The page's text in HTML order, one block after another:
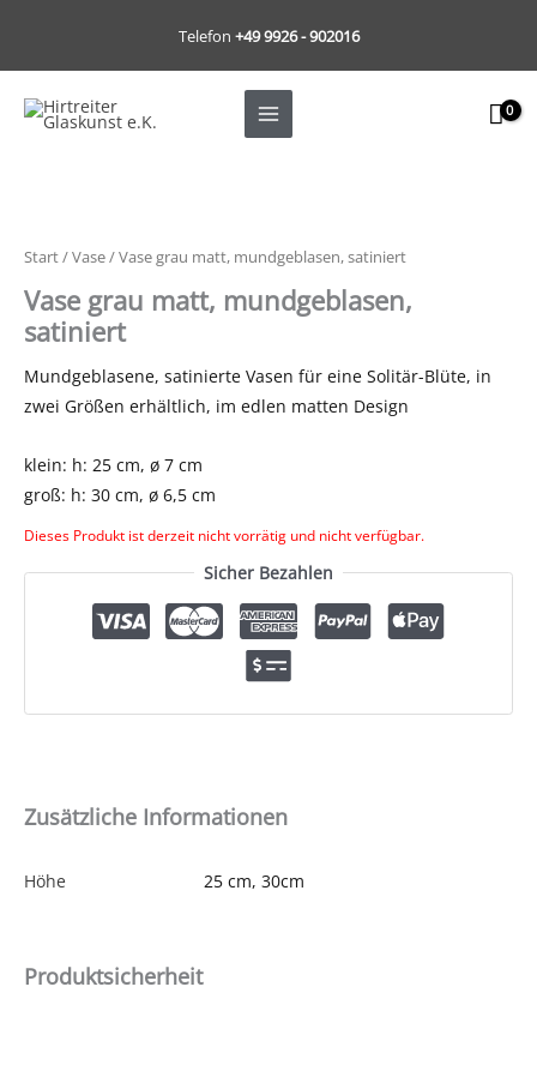
springen
Telefon +49 9926 - 902016
Start/Vase/ Vase grau matt, mundgeblasen, satiniert
Vase grau matt, mundgeblasen,
satiniert
Mundgeblasene, satinierte Vasen für eine Solitär-Blüte, in
zwei Größen erhältlich, im edlen matten Design
klein: h: 25 cm, ø 7 cm
groß: h: 30 cm, ø 6,5 cm
Dieses Produkt ist derzeit nicht vorrätig und nicht verfügbar.
Sicher Bezahlen
Zusätzliche Informationen
Höhe 25 cm, 30cm
Produktsicherheit